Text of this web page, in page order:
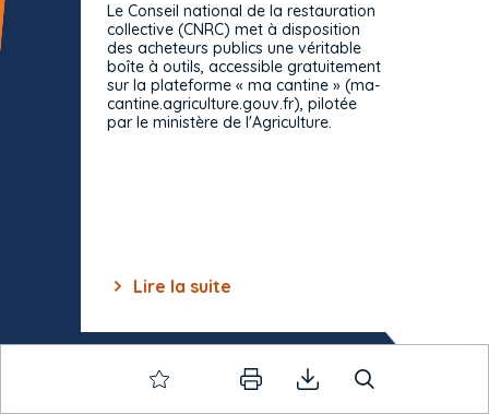
Le Conseil national de la restauration
collective (CNRC) met à disposition
des acheteurs publics une véritable
boîte à outils, accessible gratuitement
sur la plateforme « ma cantine » (ma-
cantine.agriculture.gouv.fr), pilotée
par le ministère de l'Agriculture.
Lire la suite
Item